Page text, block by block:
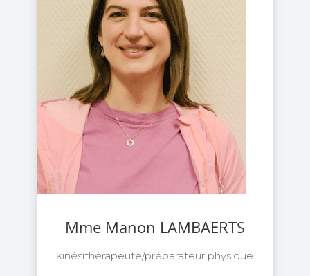
Mme Manon LAMBAERTS
kinésithérapeute/préparateur physique